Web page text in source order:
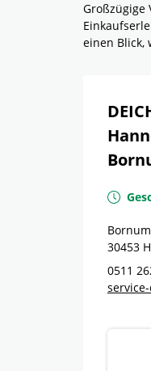
einen Blick,
30453
0511